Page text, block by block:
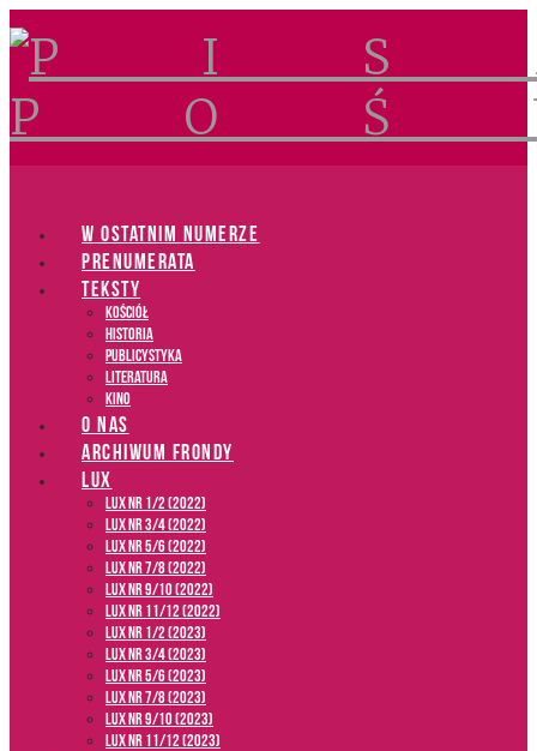
W OSTATNIM NUMERZE
PRENUMERATA
TEKSTY
Kościół
Historia
Publicystyka
Literatura
Kino
O NAS
ARCHIWUM FRONDY
LUX
LUX NR 1/2 (2022)
LUX NR 3/4 (2022)
LUX NR 5/6 (2022)
LUX NR 7/8 (2022)
LUX nr 9/10 (2022)
LUX NR 11/12 (2022)
LUX NR 1/2 (2023)
LUX NR 3/4 (2023)
LUX NR 5/6 (2023)
LUX NR 7/8 (2023)
LUX NR 9/10 (2023)
LUX NR 11/12 (2023)